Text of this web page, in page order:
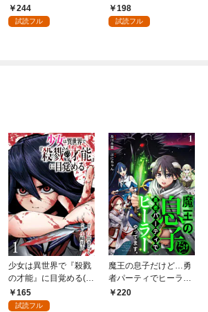
244
試読フル
198
試読フル
少女は異世界で『殺戮
の才能』に目覚める(話
売り) #1
165
試読フル
魔王の息子だけど…勇
者パーティでヒーラー
やってます。1
220